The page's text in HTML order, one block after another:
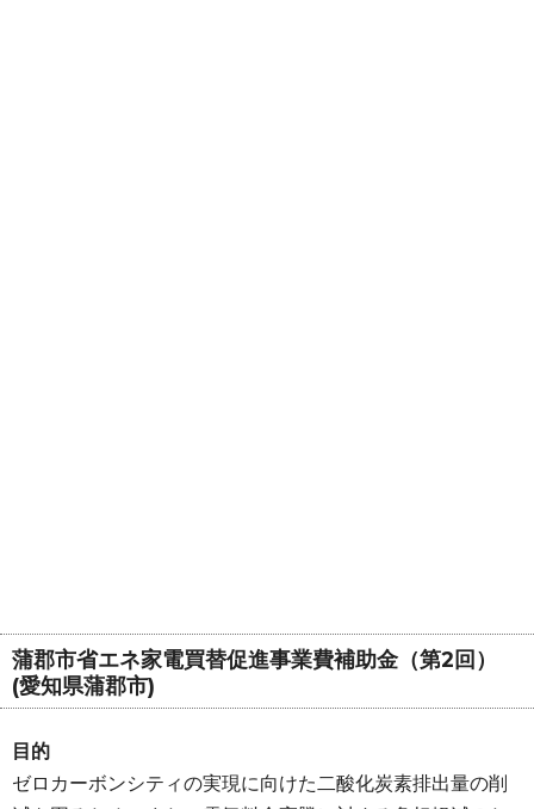
蒲郡市省エネ家電買替促進事業費補助金（第2回）
(愛知県蒲郡市)
目的
ゼロカーボンシティの実現に向けた二酸化炭素排出量の削